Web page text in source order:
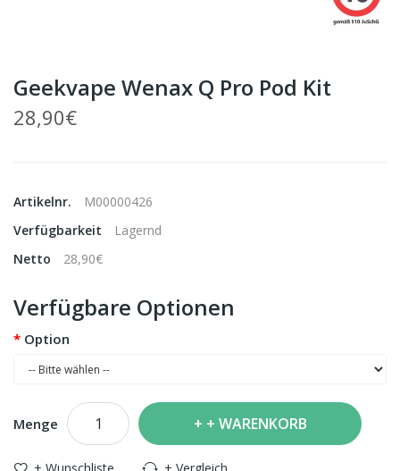
Geekvape Wenax Q Pro Pod Kit
28,90€
Artikelnr.
M00000426
Verfügbarkeit
Lagernd
Netto
28,90€
Verfügbare Optionen
Option
Menge + WARENKORB